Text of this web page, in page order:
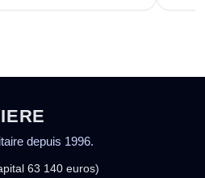
depuis 1996.
63 140 euros)